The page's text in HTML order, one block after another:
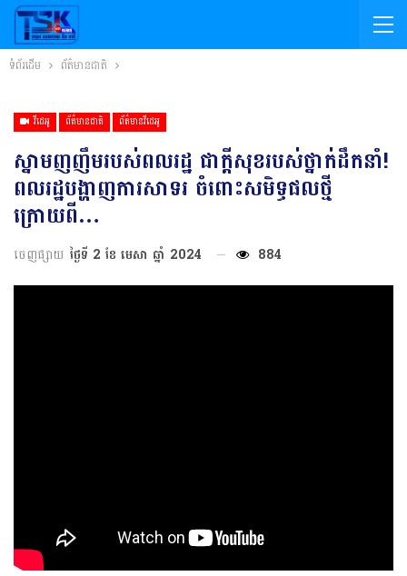
ទំព័រដើម ព័ត៌មានជាតិ
វីដេអូ ព័ត៌មានជាតិ ព័ត៌មានវីដេអូ
ស្នាមញញឹមរបស់ពលរដ្ឋ ជាក្តីសុខរបស់ថ្នាក់ដឹកនាំ!
ពលរដ្ឋបង្ហាញការសាទរ ចំពោះសមិទ្ធផលថ្មី
ក្រោយពី…
ចេញផ្សាយ ថ្ងៃទី 2 ខែ មេសា ឆ្នាំ 2024 884